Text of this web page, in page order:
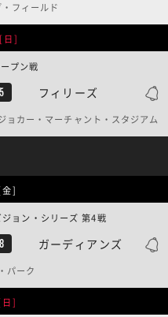
フィールド
[日]
フィリーズ
プン戦
ョカー・マーチャント・スタジアム
]
ガーディアンズ
ン・シリーズ 第4戦
パーク
]